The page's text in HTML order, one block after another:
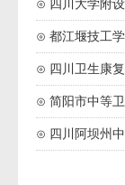
⊙ 四川大学附
⊙ 都江堰技工
⊙ 四川卫生康
⊙ 简阳市中等
⊙ 四川阿坝州